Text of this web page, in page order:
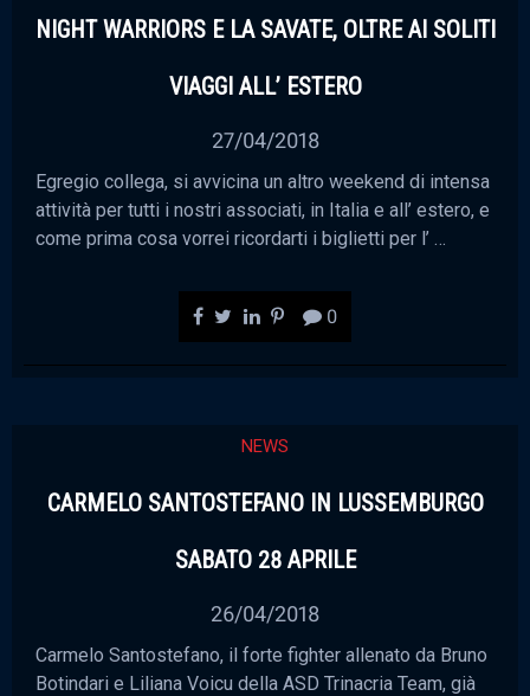
NIGHT WARRIORS E LA SAVATE, OLTRE AI SOLITI
VIAGGI ALL’ ESTERO
27/04/2018
Egregio collega, si avvicina un altro weekend di intensa
attività per tutti i nostri associati, in Italia e all’ estero, e
come prima cosa vorrei ricordarti i biglietti per l’ …
0
NEWS
CARMELO SANTOSTEFANO IN LUSSEMBURGO
SABATO 28 APRILE
26/04/2018
Carmelo Santostefano, il forte fighter allenato da Bruno
Botindari e Liliana Voicu della ASD Trinacria Team, già